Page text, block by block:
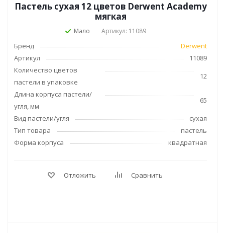
Пастель сухая 12 цветов Derwent Academy
мягкая
Мало Артикул: 11089
Бренд
Derwent
Артикул
11089
Количество цветов
пастели в упаковке
12
Длина корпуса пастели/
угля, мм
65
Вид пастели/угля
сухая
Тип товара
пастель
Форма корпуса
квадратная
Отложить Сравнить